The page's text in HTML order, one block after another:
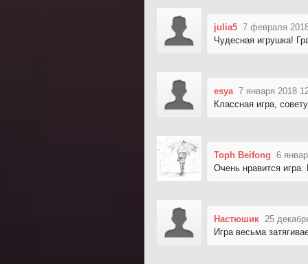
julia5 7 февраля
Чудесная игрушка!
esya 7 января 2018
Классная игра,
Toph Beifong 6
Очень нравится
Настюшик 25
Игра весьма